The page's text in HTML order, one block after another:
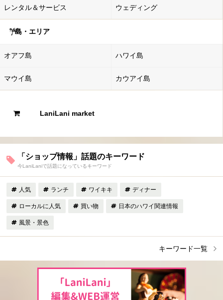
レンタル＆サービス ウェディング
島・エリア
オアフ島 ハワイ島
マウイ島 カウアイ島
LaniLani market
「ショップ情報」話題のキーワード
今LaniLaniで話題になっているキーワード
人気 ランチ ワイキキ ディナー
ローカルに人気 買い物 日本のハワイ関連情報
風景・景色
キーワード一覧